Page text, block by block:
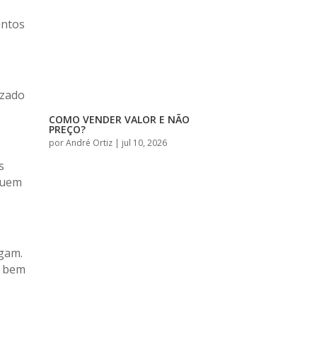
COMO VENDER VALOR E NÃO
PREÇO?
porAndré Ortiz| jul 10, 2026